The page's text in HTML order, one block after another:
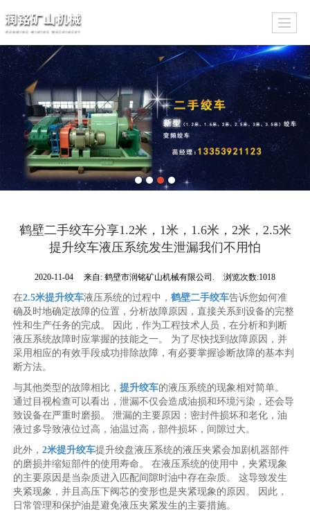
鹤壁二手绞车分享1.2米，1米，1.6米，2米，2.5米
提升绞车液压系统发生泄漏我们不用怕
2020-11-04 来自:鹤壁市润铭矿山机械有限公司. 浏览次数:1018
在2.5米提升绞车液压系统的过程中，鹤壁二手绞车告诉您如何准
确及时地确定故障的位置，分析故障原因，直接关系到设备的完整
性和生产任务的完成。 因此，作为工程技术人员，在分析和判断
液压系统故障时应掌握的技能之一。 为了尽快找到故障原因，并
采用相应的有效手段成功排除故障，有必要掌握诊断故障的基本判
断方法。
与其他类型的故障相比，提升绞车的液压系统的现象相对简单。
通过目视检查可以看出，泄漏不仅会造成油损和环境污染，还会导
致设备在严重时磨损。 泄漏的主要原因：密封件损坏和老化，油
液过多导致液位过高，油温过高，部件损坏，间隙过大。
此外，2米提升绞车提升绞盘液压系统的液压夹紧会加剧机器部件
的磨损并缩短部件的使用寿命。 在液压系统的使用中，夹紧现象
的主要原因是当杂质进入匹配间隙时油中存在杂质。 这导致发生
夹紧现象，并且高压下阀芯的变形也是夹紧现象的原因。 因此，
日常管理和保护油是避免液压夹紧发生的主要措施。